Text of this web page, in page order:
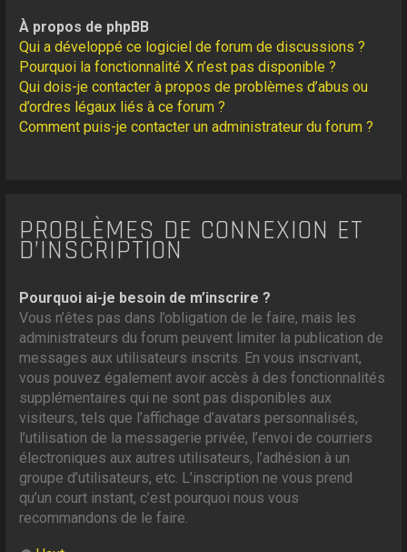
À propos de phpBB
Qui a développé ce logiciel de forum de discussions ?
Pourquoi la fonctionnalité X n’est pas disponible ?
Qui dois-je contacter à propos de problèmes d’abus ou
d’ordres légaux liés à ce forum ?
Comment puis-je contacter un administrateur du forum ?
PROBLÈMES DE CONNEXION ET
D’INSCRIPTION
Pourquoi ai-je besoin de m’inscrire ?
Vous n’êtes pas dans l’obligation de le faire, mais les
administrateurs du forum peuvent limiter la publication de
messages aux utilisateurs inscrits. En vous inscrivant,
vous pouvez également avoir accès à des fonctionnalités
supplémentaires qui ne sont pas disponibles aux
visiteurs, tels que l’affichage d’avatars personnalisés,
l’utilisation de la messagerie privée, l’envoi de courriers
électroniques aux autres utilisateurs, l’adhésion à un
groupe d’utilisateurs, etc. L’inscription ne vous prend
qu’un court instant, c’est pourquoi nous vous
recommandons de le faire.